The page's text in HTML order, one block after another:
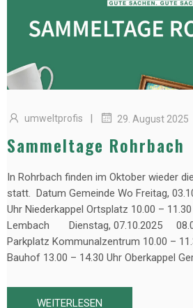
umweltprofis | 29. August 2025
Sammeltage Rohrbach
In Rohrbach finden im Oktober wieder
statt. Datum Gemeinde Wo Freitag,
Uhr Niederkappel Ortsplatz 10.00 –
Lembach Dienstag, 07.10.2025
Parkplatz Kommunalzentrum 10.00 –
Bauhof 13.00 – 14.30 Uhr Oberkappel
WEITERLESEN